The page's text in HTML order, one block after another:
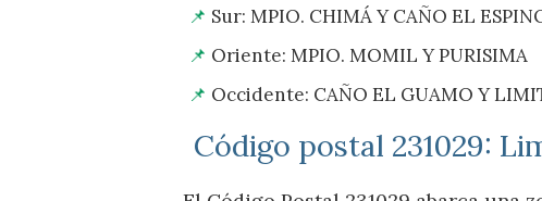
Sur: MPIO. CHIMÁ Y CAÑO EL
Oriente: MPIO. MOMIL Y PURISIMA
Occidente: CAÑO EL GUAMO Y
Código postal 231029: